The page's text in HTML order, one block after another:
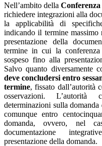
Nell’ambito della
richiedere integrazioni alla
la applicabilità di
indicando il termine
presentazione della
termine in cui la
sospeso fino alla
Salvo quanto diversamente
deve concludersi entro
termine, fissato dall’autorità
osservazioni. L’autorità
determinazioni sulla
comunque entro
domanda, ovvero, nel
documentazione
presentazione della domanda.